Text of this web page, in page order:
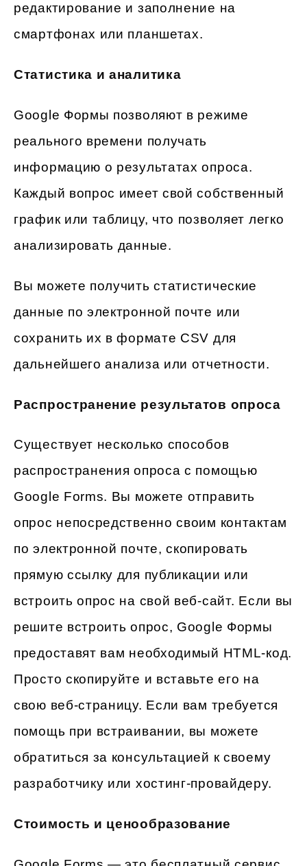
редактирование и заполнение на
смартфонах или планшетах.
Статистика и аналитика
Google Формы позволяют в режиме
реального времени получать
информацию о результатах опроса.
Каждый вопрос имеет свой собственный
график или таблицу, что позволяет легко
анализировать данные.
Вы можете получить статистические
данные по электронной почте или
сохранить их в формате CSV для
дальнейшего анализа или отчетности.
Распространение результатов опроса
Существует несколько способов
распространения опроса с помощью
Google Forms. Вы можете отправить
опрос непосредственно своим контактам
по электронной почте, скопировать
прямую ссылку для публикации или
встроить опрос на свой веб-сайт. Если вы
решите встроить опрос, Google Формы
предоставят вам необходимый HTML-код.
Просто скопируйте и вставьте его на
свою веб-страницу. Если вам требуется
помощь при встраивании, вы можете
обратиться за консультацией к своему
разработчику или хостинг-провайдеру.
Стоимость и ценообразование